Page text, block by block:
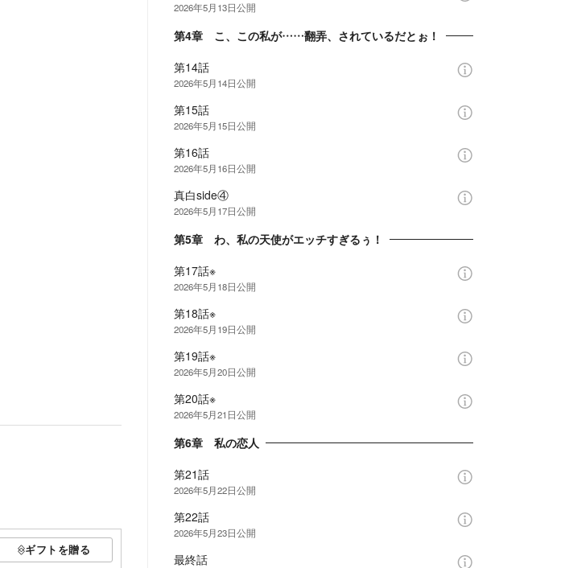
ギフトを贈る
2026年5月13日公開
第4章 こ、この私が……翻弄、されているだとぉ！
第14話
2026年5月14日公開
第15話
2026年5月15日公開
第16話
2026年5月16日公開
真白side④
2026年5月17日公開
第5章 わ、私の天使がエッチすぎるぅ！
第17話※
2026年5月18日公開
第18話※
2026年5月19日公開
第19話※
2026年5月20日公開
第20話※
2026年5月21日公開
第6章 私の恋人
第21話
2026年5月22日公開
第22話
2026年5月23日公開
最終話